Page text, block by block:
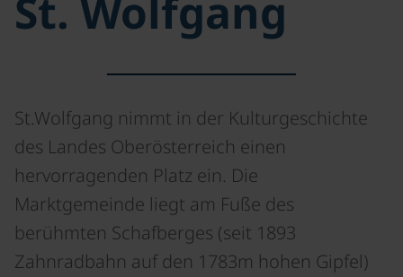
St. Wolfgang
St.Wolfgang nimmt in der Kulturgeschichte
des Landes Oberösterreich einen
hervorragenden Platz ein. Die
Marktgemeinde liegt am Fuße des
berühmten Schafberges (seit 1893
Zahnradbahn auf den 1783m hohen Gipfel)